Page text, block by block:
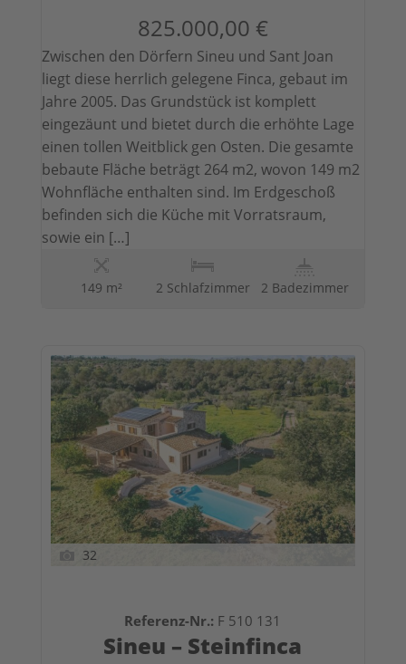
825.000,00 €
Zwischen den Dörfern Sineu und Sant Joan
liegt diese herrlich gelegene Finca, gebaut im
Jahre 2005. Das Grundstück ist komplett
eingezäunt und bietet durch die erhöhte Lage
einen tollen Weitblick gen Osten. Die gesamte
bebaute Fläche beträgt 264 m2, wovon 149 m2
Wohnfläche enthalten sind. Im Erdgeschoß
befinden sich die Küche mit Vorratsraum,
sowie ein […]
149 m² 2 Schlafzimmer 2 Badezimmer
32
Referenz-Nr.: F 510 131
Sineu – Steinfinca